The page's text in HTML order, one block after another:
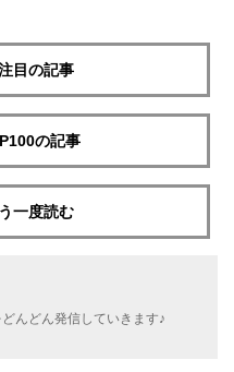
目の記事
の記事
一度読む
んどん発信していきます♪